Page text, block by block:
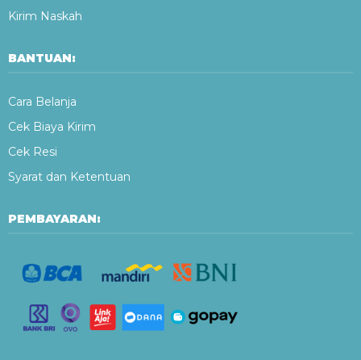
Kirim Naskah
BANTUAN:
Cara Belanja
Cek Biaya Kirim
Cek Resi
Syarat dan Ketentuan
PEMBAYARAN: